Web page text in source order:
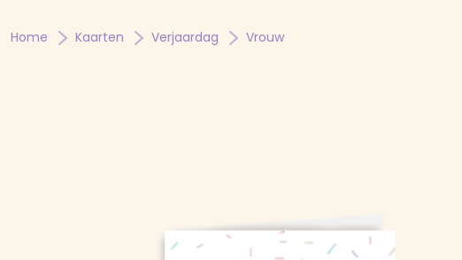
Home Kaarten Verjaardag Vrouw